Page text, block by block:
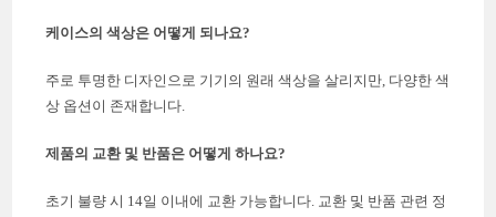
케이스의 색상은 어떻게 되나요?
주로 투명한 디자인으로 기기의 원래 색상을 살리지만, 다양한 색
상 옵션이 존재합니다.
제품의 교환 및 반품은 어떻게 하나요?
초기 불량 시 14일 이내에 교환 가능합니다. 교환 및 반품 관련 정